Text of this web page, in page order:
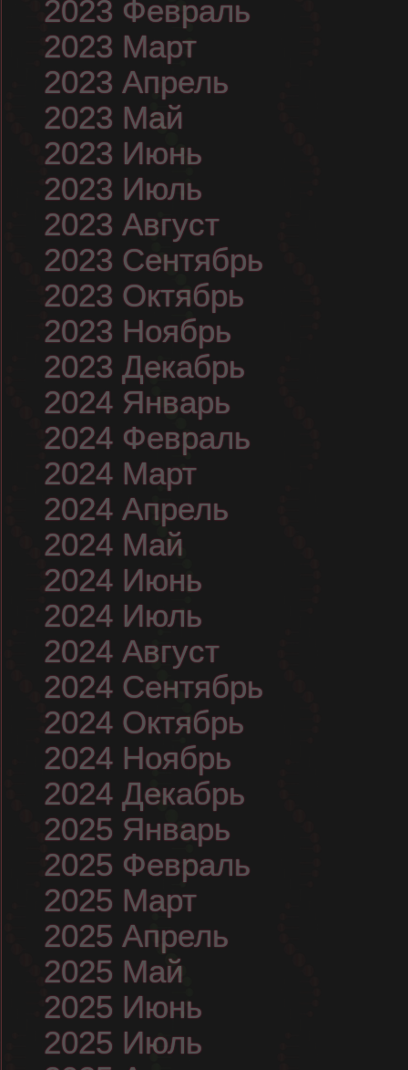
2023 Февраль
2023 Март
2023 Апрель
2023 Май
2023 Июнь
2023 Июль
2023 Август
2023 Сентябрь
2023 Октябрь
2023 Ноябрь
2023 Декабрь
2024 Январь
2024 Февраль
2024 Март
2024 Апрель
2024 Май
2024 Июнь
2024 Июль
2024 Август
2024 Сентябрь
2024 Октябрь
2024 Ноябрь
2024 Декабрь
2025 Январь
2025 Февраль
2025 Март
2025 Апрель
2025 Май
2025 Июнь
2025 Июль